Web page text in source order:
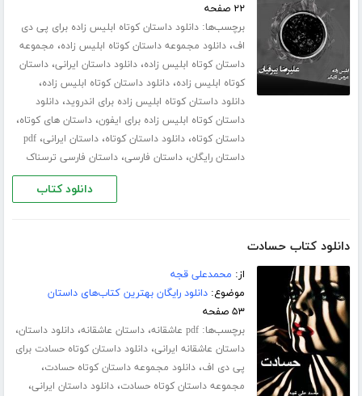
۲۲ صفحه
برچسب‌ها:دانلود داستان کوتاه ابلیس زاده برای پی دی
اف،دانلود مجموعه داستان کوتاه ابلیس زاده، مجموعه
داستان کوتاه ابلیس زاده،دانلود داستان ایرانی،داستان
کوتاه ابلیس زاده،دانلود داستان کوتاه ابلیس زاده،
دانلود داستان کوتاه ابلیس زاده برای اندروید،دانلود
داستان کوتاه ابلیس زاده برای ایفون،داستان های کوتاه،
داستان کوتاه،دانلود داستان کوتاه،داستان ایرانی،pdf
داستان رایگان،داستان فارسی،داستان فارسی ترسناک
دانلود کتاب
دانلود کتاب حسادت
از: محمدعلی قجه
موضوع:دانلود رایگان بهترین کتاب‌های داستان
۵۳ صفحه
برچسب‌ها:pdf عاشقانه ،داستان عاشقانه،دانلود داستان،
داستان عاشقانه ایرانی،دانلود داستان کوتاه حسادت برای
پی دی اف،دانلود مجموعه داستان کوتاه حسادت،
مجموعه داستان کوتاه حسادت،دانلود داستان ایرانی،